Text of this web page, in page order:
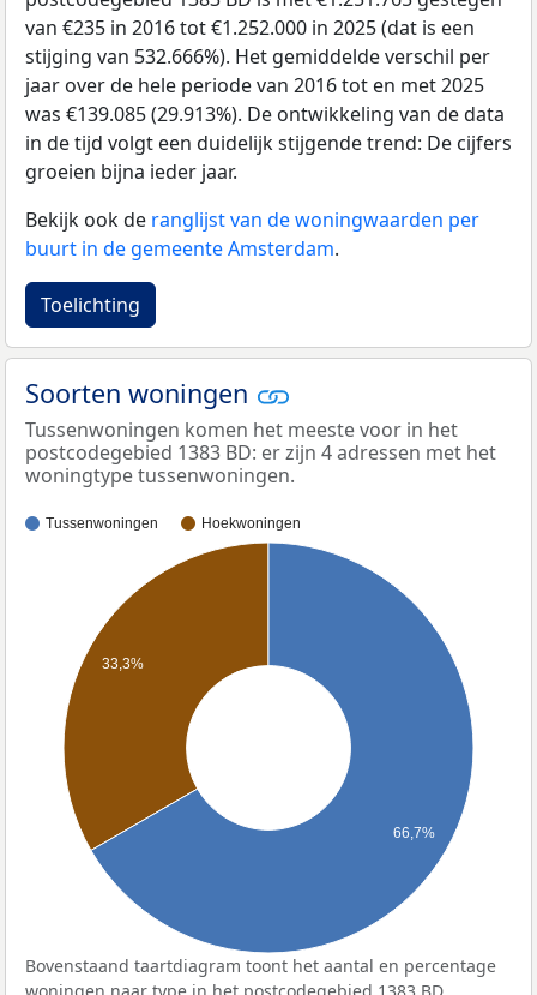
van €235 in 2016 tot €1.252.000 in 2025 (dat is een
stijging van 532.666%). Het gemiddelde verschil per
jaar over de hele periode van 2016 tot en met 2025
was €139.085 (29.913%). De ontwikkeling van de data
in de tijd volgt een duidelijk stijgende trend: De cijfers
groeien bijna ieder jaar.
Bekijk ook de ranglijst van de woningwaarden per
buurt in de gemeente Amsterdam.
Toelichting
Soorten woningen
Tussenwoningen komen het meeste voor in het
postcodegebied 1383 BD: er zijn 4 adressen met het
woningtype tussenwoningen.
Tussenwoningen Hoekwoningen
33,3%
66,7%
Bovenstaand taartdiagram toont het aantal en percentage